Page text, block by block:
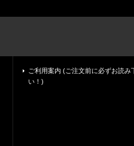
ご利用案内 (ご注文前に必ずお読み
い！)